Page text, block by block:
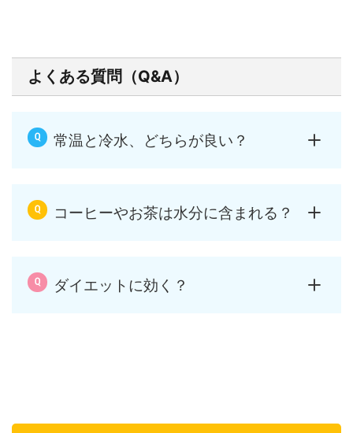
よくある質問（Q&A）
常温と冷水、どちらが良い？
コーヒーやお茶は水分に含まれる？
ダイエットに効く？